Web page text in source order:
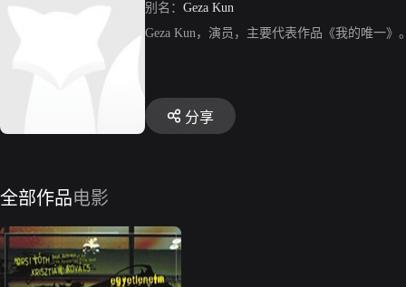
别名： Geza Kun
Geza Kun，演员，主要代表作品《我的唯一》
分享
全部作品电影